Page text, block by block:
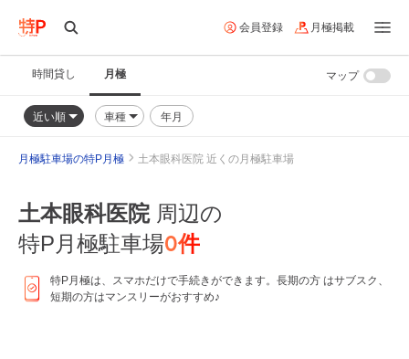
会員登録 月極掲載
時間貸し 月極
近い順 車種 年月
マップ
月極駐車場の特P月極 土本眼科医院 近くの月極駐車場
土本眼科医院周辺の
特P月極駐車場0件
特P月極は、スマホだけで手続きができます。長期の方 はサブスク、
短期の方はマンスリーがおすすめ♪